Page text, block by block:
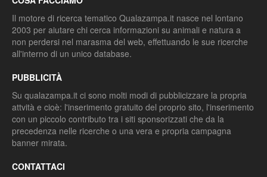
Il motore di ricerca tematico Qualazampa.it nasce nel lontano
2003 per aiutare chi cerca informazioni su animali e natura a
non perdersi nel marasma del web, effettuando le sue ricerche
all'interno di un unico database.
PUBBLICITÀ
Su qualazampa.it ci sono molti modi di pubblicizzare la propria
attvità e cioè: l'inserimento gratuito del proprio sito, l'inserimento
con un piccolo contributo tra i siti sponsorizzati che da la
precedenza nelle ricerche o una vera e propria campagna
banner mirata.
CONTATTACI